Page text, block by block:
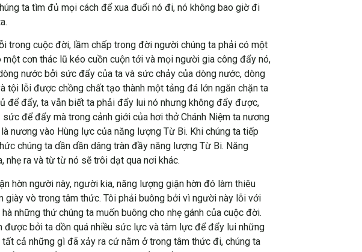
ta tìm đủ mọi cách để xua đuổi nó đi, nó không bao giờ đi
trong cuộc đời, lầm chấp trong đời người chúng ta phải có một
cơn thác lũ kéo cuồn cuộn tới và mọi người gia công đẩy nó,
nước bởi sức đẩy của ta và sức chảy của dòng nước, dòng
tội lỗi được chồng chất tạo thành một tảng đá lớn ngăn chặn ta
để đẩy, ta vẫn biết ta phải đẩy lui nó nhưng không đẩy được,
để đẩy mà trong cảnh giới của hơi thở Chánh Niệm ta nương
nương vào Hùng lực của năng lượng Từ Bi. Khi chúng ta tiếp
chúng ta dần dần dâng tràn đầy năng lượng Từ Bi. Năng
nhẹ ra và từ từ nó sẽ trôi dạt qua nơi khác.
hờn người này, người kia, năng lượng giận hờn đó làm thiêu
vò trong tâm thức. Tôi phải buông bởi vì người này lỗi với
những thứ chúng ta muốn buông cho nhẹ gánh của cuộc đời.
được bởi ta dồn quá nhiều sức lực và tâm lực để đẩy lui những
cả những gì đã xảy ra cứ nằm ở trong tâm thức đi, chúng ta